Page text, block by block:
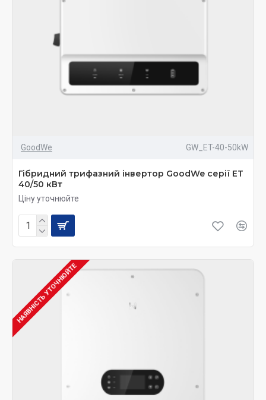
GoodWe GW_ET-40-50kW
Гібридний трифазний інвертор GoodWe серії ET
40/50 кВт
Ціну уточнюйте
НАЯВНІСТЬ УТОЧНЮЙТЕ